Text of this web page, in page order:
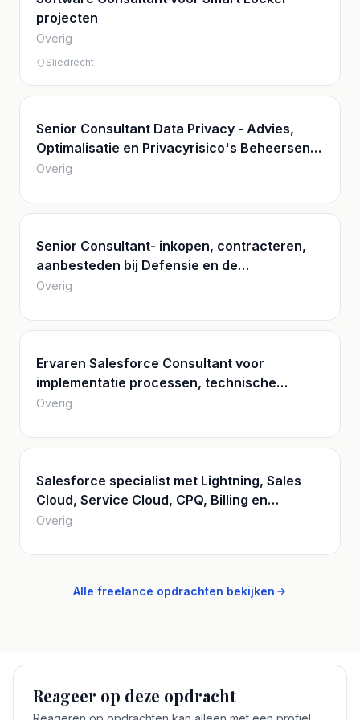
projecten
Overig
Sliedrecht
Senior Consultant Data Privacy - Advies,
Optimalisatie en Privacyrisico's Beheersen
bij Internationale Klanten
Overig
Senior Consultant- inkopen, contracteren,
aanbesteden bij Defensie en de
Rijksoverheid
Overig
Ervaren Salesforce Consultant voor
implementatie processen, technische
ontwerp, architectuur en interfaces
Overig
Salesforce specialist met Lightning, Sales
Cloud, Service Cloud, CPQ, Billing en
Experience Cloud ervaring
Overig
Alle freelance opdrachten bekijken
Reageer op deze opdracht